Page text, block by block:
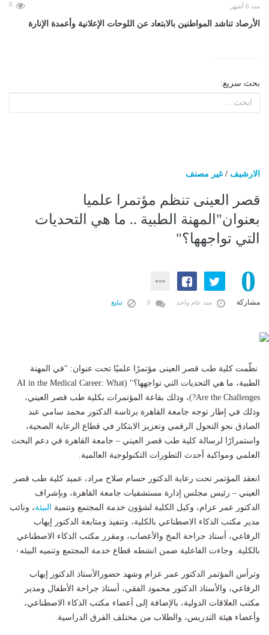
منذ 6 أشهر 0
الأرصاد تناشد المواطنين بالابتعاد عن اللوحات الإعلانية وأعمدة الإنارة
بحث سريع:
الارشيف /غير مصنف
قصر العينى تنظم مؤتمرا علميا
بعنوان"المهنة الطبية .. ما هي التحديات
التي تواجهها؟"
0
مشاركة منذ عام واحد تبليغ
نظّمت كلية طب قصر العينى مؤتمرًا علميًا تحت عنوان: "في المهنة
الطبية، ما هي التحديات التي تواجهها؟" (AI in the Medical Career: What
Are the Challenges?)، وذلك بقاعة المؤتمرات بكلية طب قصر العيني،
وذلك في إطار توجه جامعة القاهرة برئاسة الدكتور محمد سامي عبد
الصادق نحو التحول الرقمي وتعزيز الابتكار في قطاع الرعاية الصحية،
واستمرارًا لرسالة كلية طب قصر العيني – جامعة القاهرة في دعم البحث
العلمي ومواكبة أحدث التطورات التكنولوجية العالمية.
انعقد المؤتمر تحت رعاية الدكتور حسام صلاح مراد، عميد كلية طب قصر
العيني – رئيس مجلس إدارة مستشفيات جامعة القاهرة، وبإشراف
الدكتور عمر عزام، وكيل الكلية لشؤون خدمة المجتمع وتنمية
البيئة، ونائب
مدير مكتب الذكاء الاصطناعي بالكلية، وتنفيذ ومتابعة الدكتور إيهاب
الرفاعي، أستاذ جراحة المخ والأعصاب، ومقرر مكتب الذكاء الاصطناعي
بالكلية. وجاءت الفاعلية ضمن انشطه قطاع خدمة المجتمع وتنميه البيئه٠
وترأس المؤتمر الدكتور عمر عزام وشهد حضورالأستاذ الدكتور إيهاب
الرفاعي، والأستاذ الدكتور محمود الفقي، أستاذ جراحة الأطفال ومدير
مكتب العلاقات الدولية، بالإضافة إلى أعضاء مكتب الذكاء الاصطناعي،
وأعضاء هيئة التدريس، والطلاب من مختلف الفرق الدراسية.